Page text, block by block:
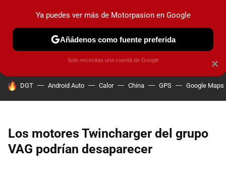
PRUEBAS COCHES ELÉCTRICOS OBSERVATORIO
HOY SE HABLA DE
DGT Android Auto Calor China GPS Google Maps
Los motores Twincharger del grupo
VAG podrían desaparecer
×
Ya puedes ver más de Motorpasion en Google
Añádenos como fuente preferida
Solo necesitas una cuenta de Google